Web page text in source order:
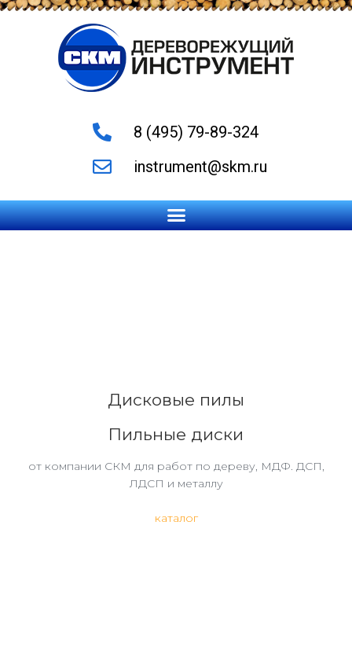
8 (495) 79-89-324
instrument@skm.ru
Дисковые пилы
Пильные диски
от компании СКМ для работ по дереву, МДФ. ДСП,
ЛДСП и металлу
каталог